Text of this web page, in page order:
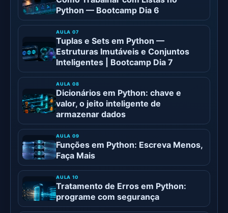
Python — Bootcamp Dia 6
Tuplas e Sets em Python —
Estruturas Imutáveis e Conjuntos
Inteligentes | Bootcamp Dia 7
Dicionários em Python: chave e
valor, o jeito inteligente de
armazenar dados
Funções em Python: Escreva Menos,
Faça Mais
Tratamento de Erros em Python:
programe com segurança